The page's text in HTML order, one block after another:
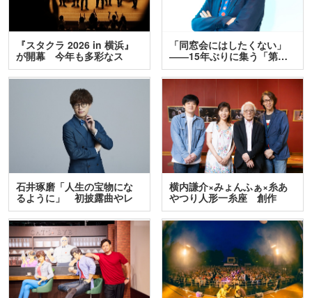
『スタクラ 2026 in 横浜』
が開幕 今年も多彩なス
テ…
「同窓会にはしたくない」
――15年ぶりに集う「第…
石井琢磨「人生の宝物にな
るように」 初披露曲やレ
ア…
横内謙介×みょんふぁ×糸あ
やつり人形一糸座 創作
人…